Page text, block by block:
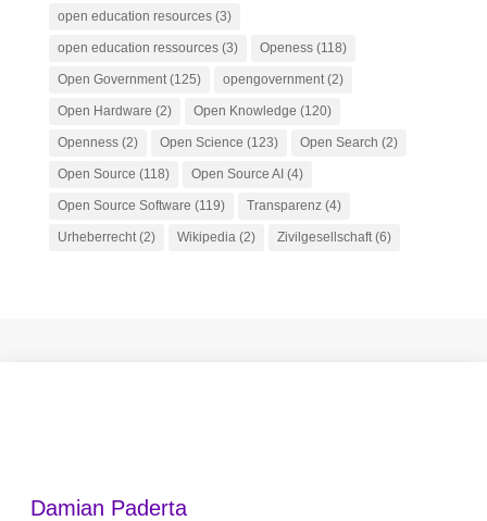
open education resources(3)
open education ressources(3) Openess(118)
Open Government(125) opengovernment(2)
Open Hardware (2) Open Knowledge (120)
Openness(2) Open Science (123) Open Search (2)
Open Source (118) Open Source AI (4)
Open Source Software (119) Transparenz(4)
Urheberrecht(2) Wikipedia(2) Zivilgesellschaft(6)
Damian Paderta